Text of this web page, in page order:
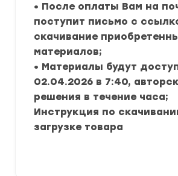
• После оплаты Вам на
поступит письмо с
скачивание
материалов;
• Материалы будут
02.04.2026 в 7:40,
решения в течение часа;
Инструкция по
загрузке товара